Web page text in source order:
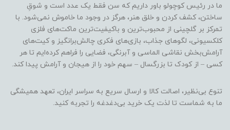
ما در رئیس کوچولو باور داریم که سن فقط یک عدد است و شوقِ
ساختن، کشف کردن و خلق هنر، هرگز در وجود ما خاموش نمی‌شود. با
تمرکز بر گلچینی از محبوب‌ترین و باکیفیت‌ترین ماکت‌های فلزی
کلکسیونی، لگوهای جذاب، بازی‌های فکری چالش‌برانگیز و کیت‌های
آرامش‌بخش نقاشی الماسی و آبرنگی، فضایی را فراهم کرده‌ایم تا هر
کسی – از کودک تا بزرگسال – سهم خود را از هیجان و آرامش پیدا کند.
تنوع بی‌نظیر، اصالت کالا و ارسال سریع به سراسر ایران، تعهد همیشگی
ما به شماست تا لذت یک خرید بی‌دغدغه را تجربه کنید.